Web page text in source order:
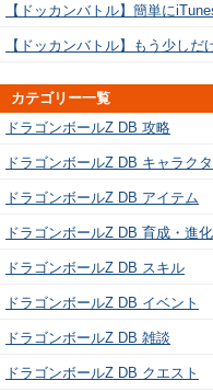
【ドッカンバトル】簡単に
【ドッカンバトル】もう少し
カテゴリー一覧
ドラゴンボールZ DB 攻略
ドラゴンボールZ DB キャラク
ドラゴンボールZ DB アイテム
ドラゴンボールZ DB 育成・進化
ドラゴンボールZ DB スキル
ドラゴンボールZ DB イベント
ドラゴンボールZ DB 雑談
ドラゴンボールZ DB クエスト